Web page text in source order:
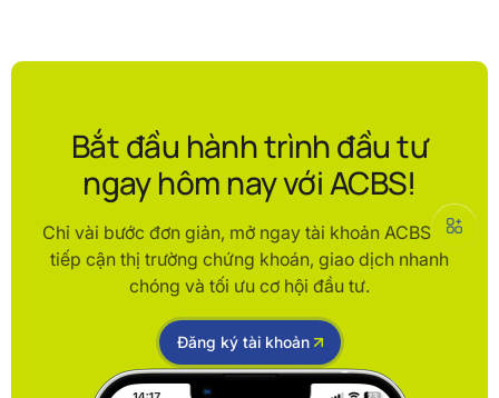
Bắt đầu hành trình đầu tư
ngay hôm nay với ACBS!
Chỉ vài bước đơn giản, mở ngay tài khoản ACBS để
tiếp cận thị trường chứng khoán, giao dịch nhanh
chóng và tối ưu cơ hội đầu tư.
Đăng ký tài khoản